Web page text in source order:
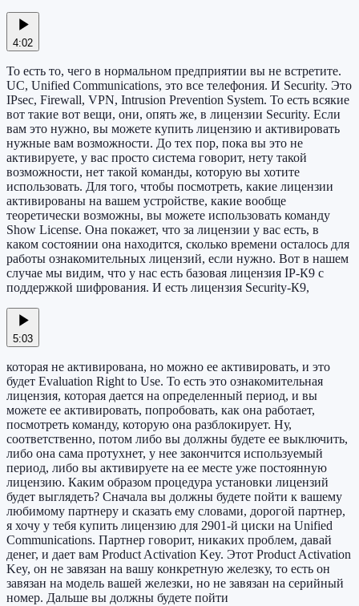
4:02
То есть то, чего в нормальном предприятии вы не встретите.
UC, Unified Communications, это все телефония. И Security. Это
IPsec, Firewall, VPN, Intrusion Prevention System. То есть всякие
вот такие вот вещи, они, опять же, в лицензии Security. Если
вам это нужно, вы можете купить лицензию и активировать
нужные вам возможности. До тех пор, пока вы это не
активируете, у вас просто система говорит, нету такой
возможности, нет такой команды, которую вы хотите
использовать. Для того, чтобы посмотреть, какие лицензии
активированы на вашем устройстве, какие вообще
теоретически возможны, вы можете использовать команду
Show License. Она покажет, что за лицензии у вас есть, в
каком состоянии она находится, сколько времени осталось для
работы ознакомительных лицензий, если нужно. Вот в нашем
случае мы видим, что у нас есть базовая лицензия IP-К9 с
поддержкой шифрования. И есть лицензия Security-К9,
5:03
которая не активирована, но можно ее активировать, и это
будет Evaluation Right to Use. То есть это ознакомительная
лицензия, которая дается на определенный период, и вы
можете ее активировать, попробовать, как она работает,
посмотреть команду, которую она разблокирует. Ну,
соответственно, потом либо вы должны будете ее выключить,
либо она сама протухнет, у нее закончится используемый
период, либо вы активируете на ее месте уже постоянную
лицензию. Каким образом процедура установки лицензий
будет выглядеть? Сначала вы должны будете пойти к вашему
любимому партнеру и сказать ему словами, дорогой партнер,
я хочу у тебя купить лицензию для 2901-й циски на Unified
Communications. Партнер говорит, никаких проблем, давай
денег, и дает вам Product Activation Key. Этот Product Activation
Key, он не завязан на вашу конкретную железку, то есть он
завязан на модель вашей железки, но не завязан на серийный
номер. Дальше вы должны будете пойти